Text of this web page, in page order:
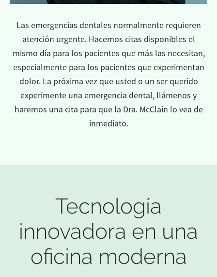
Las emergencias dentales normalmente requieren
atención urgente. Hacemos citas disponibles el
mismo día para los pacientes que más las necesitan,
especialmente para los pacientes que experimentan
dolor. La próxima vez que usted o un ser querido
experimente una emergencia dental, llámenos y
haremos una cita para que la Dra. McClain lo vea de
inmediato.
Tecnología
innovadora en una
oficina moderna